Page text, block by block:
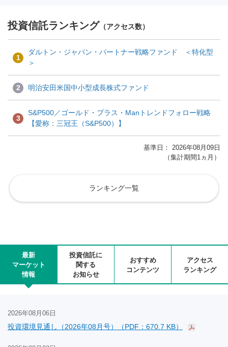
投資信託ランキング （アクセス数）
1
ダルトン・ジャパン・パートナー戦略ファンド ＜特化型
＞
2 明治安田米国中小型成長株式ファンド
3
S&P500／ゴールド・プラス・Manトレンドフォロー戦略
【愛称：三冠王（S&P500）】
基準日： 2026年08月09日
（集計期間1ヵ月）
ランキング一覧
最新
マーケット
情報
投資信託に
関する
お知らせ
おすすめ
コンテンツ
アクセス
ランキング
2026年08月06日
投資環境見通し（2026年08月号）（PDF：670.7 KB）